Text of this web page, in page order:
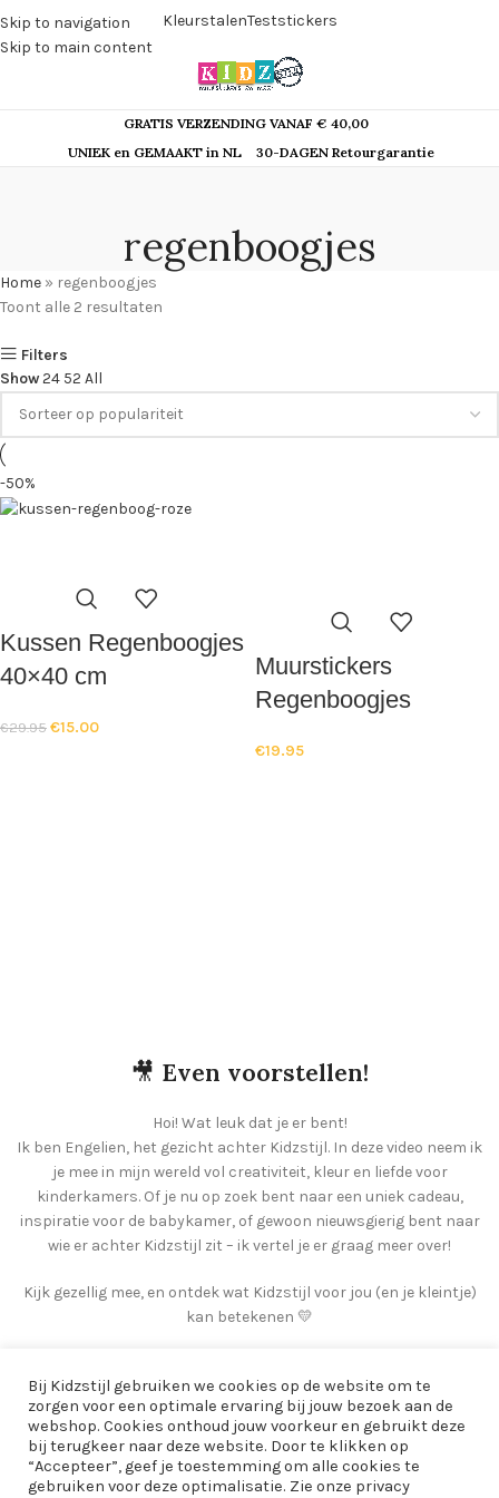
Skip to navigation
Skip to main content
KleurstalenTeststickers
GRATIS VERZENDING VANAF € 40,00
UNIEK en GEMAAKT in NL
30-DAGEN Retourgarantie
regenboogjes
Home » regenboogjes
Toont alle 2 resultaten
Filters
Show24 52 All
-50%
Kussen Regenboogjes
40×40 cm
€29.95 €15.00
Muurstickers
Regenboogjes
€19.95
🎥 Even voorstellen!
Hoi! Wat leuk dat je er bent!
Ik ben Engelien, het gezicht achter Kidzstijl. In deze video neem ik
je mee in mijn wereld vol creativiteit, kleur en liefde voor
kinderkamers. Of je nu op zoek bent naar een uniek cadeau,
inspiratie voor de babykamer, of gewoon nieuwsgierig bent naar
wie er achter Kidzstijl zit – ik vertel je er graag meer over!
Kijk gezellig mee, en ontdek wat Kidzstijl voor jou (en je kleintje)
kan betekenen 💛
Bij Kidzstijl gebruiken we cookies op de website om te
zorgen voor een optimale ervaring bij jouw bezoek aan de
webshop. Cookies onthoud jouw voorkeur en gebruikt deze
bij terugkeer naar deze website. Door te klikken op
“Accepteer”, geef je toestemming om alle cookies te
gebruiken voor deze optimalisatie. Zie onze privacy